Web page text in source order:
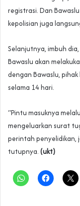
registrasi. Dan
kepolisian juga
Selanjutnya, imbuh
Bawaslu akan
dengan Bawaslu,
selama 14 hari.
“Pintu masuknya
mengeluarkan surat
perintah penyelidikan,
tutupnya. (ukt)